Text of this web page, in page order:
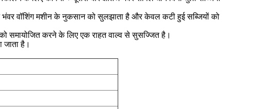
वॉशिंग मशीन के नुकसान को सुलझाता है और केवल कटी हुई सब्जियों को
समायोजित करने के लिए एक राहत वाल्व से सुसज्जित है।
है।